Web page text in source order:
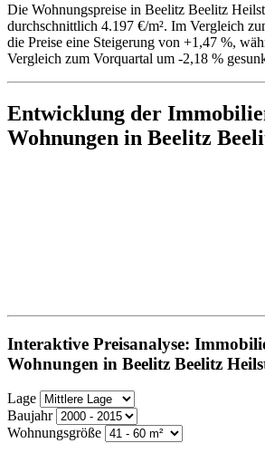
Die Wohnungspreise in Beelitz Beelitz
durchschnittlich 4.197 €/m². Im Vergleich
die Preise eine Steigerung von +1,47 %,
Vergleich zum Vorquartal um -2,18 %
Entwicklung der
Wohnungen in Beelitz
Interaktive Preisanalyse:
Wohnungen in Beelitz Beelitz
Lage
Baujahr
Wohnungsgröße